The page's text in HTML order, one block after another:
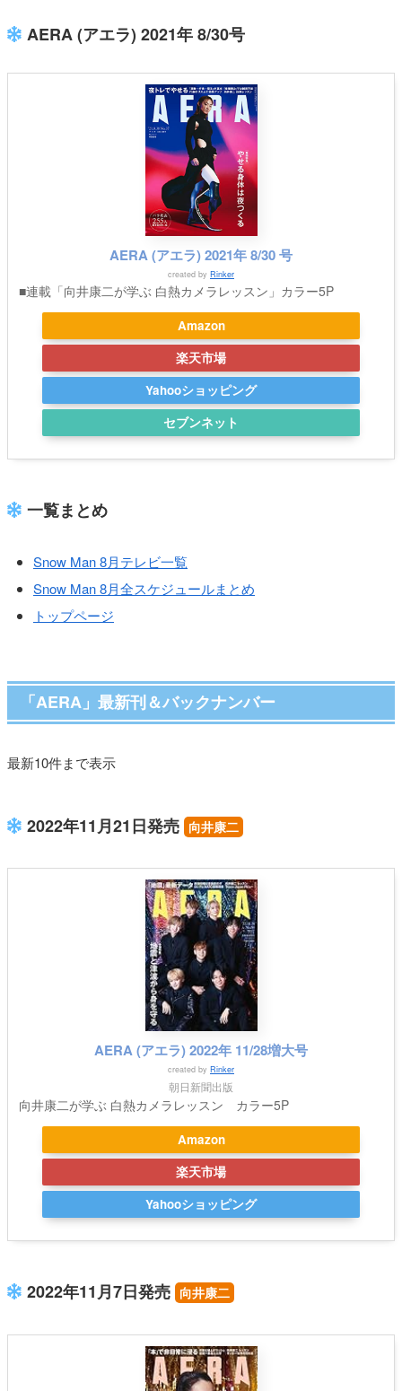
AERA (アエラ) 2021年 8/30号
AERA (アエラ) 2021年 8/30 号
created by Rinker
■連載「向井康二が学ぶ 白熱カメラレッスン」カラー5P
Amazon
楽天市場
Yahooショッピング
セブンネット
一覧まとめ
Snow Man 8月テレビ一覧
Snow Man 8月全スケジュールまとめ
トップページ
「AERA」最新刊＆バックナンバー
最新10件まで表示
2022年11月21日発売 向井康二
AERA (アエラ) 2022年 11/28増大号
created by Rinker
朝日新聞出版
向井康二が学ぶ 白熱カメラレッスン カラー5P
Amazon
楽天市場
Yahooショッピング
2022年11月7日発売 向井康二